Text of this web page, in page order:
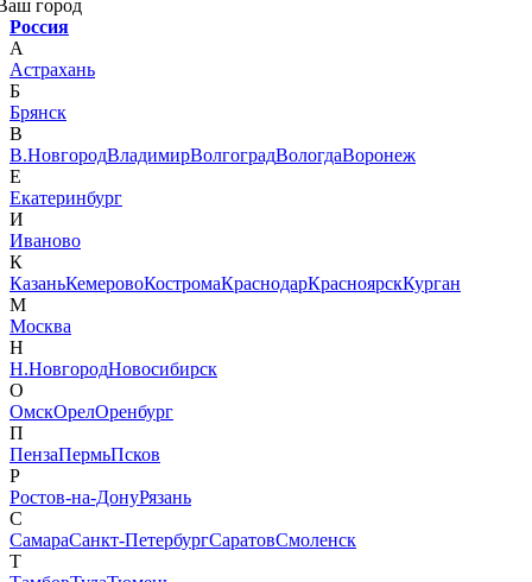
город
Россия
А
Астрахань
Б
Брянск
В
В.НовгородВладимирВолгоградВологдаВоронеж
Е
Екатеринбург
И
Иваново
К
КазаньКемеровоКостромаКраснодарКрасноярскКурган
М
Москва
Н
Н.НовгородНовосибирск
О
ОмскОрелОренбург
П
ПензаПермьПсков
Р
Ростов-на-ДонуРязань
С
СамараСанкт-ПетербургСаратовСмоленск
Т